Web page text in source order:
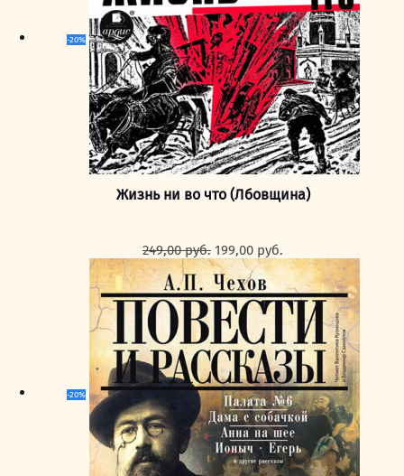
-20%
Жизнь ни во что (Лбовщина)
249,00руб. Первоначальная
цена
составляла
249,00 руб..
199,00 руб.
цена:
199,00 руб..
-20%